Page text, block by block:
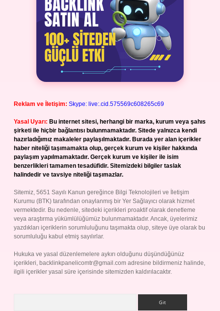
Reklam ve İletişim: Skype: live:.cid.575569c608265c69
Yasal Uyarı: Bu internet sitesi, herhangi bir marka, kurum veya şahıs
şirketi ile hiçbir bağlantısı bulunmamaktadır. Sitede yalnızca kendi
hazırladığımız makaleler paylaşılmaktadır. Burada yer alan içerikler
haber niteliği taşımamakta olup, gerçek kurum ve kişiler hakkında
paylaşım yapılmamaktadır. Gerçek kurum ve kişiler ile isim
benzerlikleri tamamen tesadüfidir. Sitemizdeki bilgiler taslak
halindedir ve tavsiye niteliği taşımazlar.
Sitemiz, 5651 Sayılı Kanun gereğince Bilgi Teknolojileri ve İletişim
Kurumu (BTK) tarafından onaylanmış bir Yer Sağlayıcı olarak hizmet
vermektedir. Bu nedenle, sitedeki içerikleri proaktif olarak denetleme
veya araştırma yükümlülüğümüz bulunmamaktadır. Ancak, üyelerimiz
yazdıkları içeriklerin sorumluluğunu taşımakta olup, siteye üye olarak bu
sorumluluğu kabul etmiş sayılırlar.
Hukuka ve yasal düzenlemelere aykırı olduğunu düşündüğünüz
içerikleri, backlinkpanelicomtr@gmail.com adresine bildirmeniz halinde,
ilgili içerikler yasal süre içerisinde sitemizden kaldırılacaktır.